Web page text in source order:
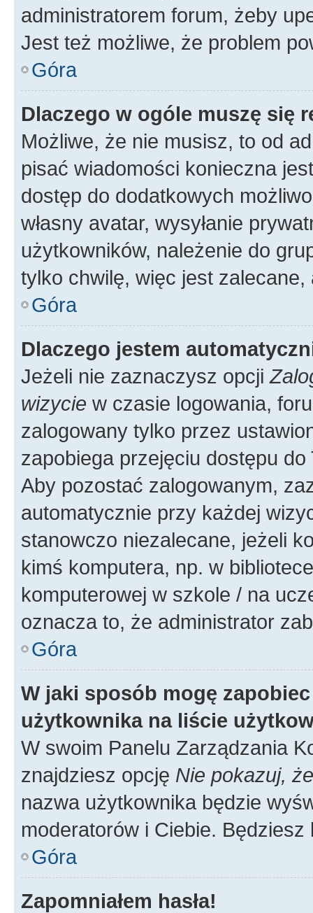
administratorem forum, żeby
Jest też możliwe, że problem
Góra
Dlaczego w ogóle muszę się
Możliwe, że nie musisz, to od
pisać wiadomości konieczna
dostęp do dodatkowych
własny avatar, wysyłanie
użytkowników, należenie do
tylko chwilę, więc jest zalecane,
Góra
Dlaczego jestem
Jeżeli nie zaznaczysz opcji
wizycie w czasie logowania,
zalogowany tylko przez
zapobiega przejęciu dostępu
Aby pozostać zalogowanym,
automatycznie przy każdej
stanowczo niezalecane, jeżeli
kimś komputera, np. w
komputerowej w szkole / na
oznacza to, że administrator
Góra
W jaki sposób mogę
użytkownika na liście
W swoim Panelu Zarządzania
znajdziesz opcję Nie pokazuj,
nazwa użytkownika będzie
moderatorów i Ciebie.
Góra
Zapomniałem hasła!